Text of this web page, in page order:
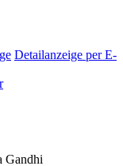
Detailanzeige per E-
Gandhi